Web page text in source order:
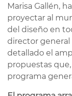
Marisa Gallén,
proyectar al
del diseño en
director general
detallado el
propuestas que,
programa